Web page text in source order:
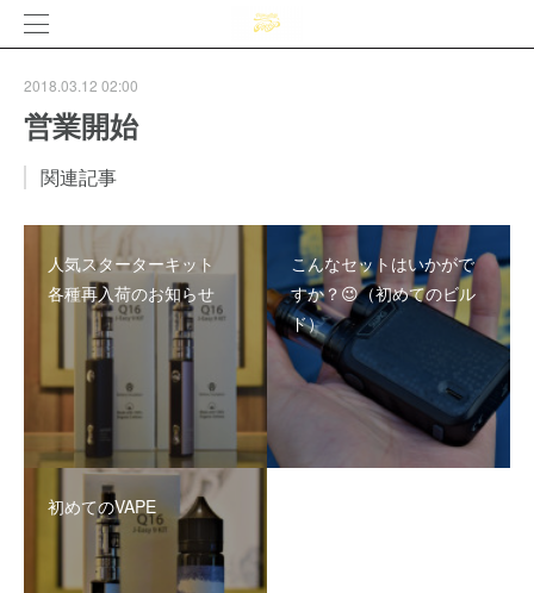
2018.03.12 02:00
営業開始
関連記事
人気スターターキット
各種再入荷のお知らせ
こんなセットはいかがで
すか？😉（初めてのビル
ド）
初めてのVAPE